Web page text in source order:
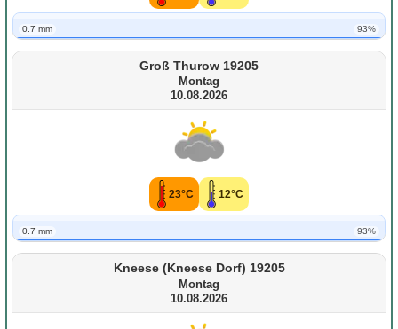
0.7 mm 93%
Groß Thurow 19205
Montag
10.08.2026
23°C 12°C
0.7 mm 93%
Kneese (Kneese Dorf) 19205
Montag
10.08.2026